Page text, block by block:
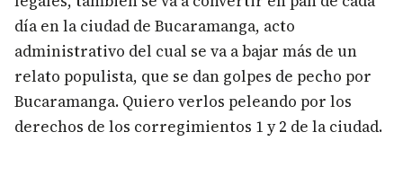
día en la ciudad de Bucaramanga, acto
administrativo del cual se va a bajar más de un
relato populista, que se dan golpes de pecho por
Bucaramanga. Quiero verlos peleando por los
derechos de los corregimientos 1 y 2 de la ciudad.